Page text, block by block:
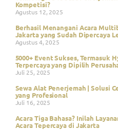
Kompetisi?
Agustus 12, 2025
Berhasil Menangani Acara
Jakarta yang Sudah Dipercaya
Agustus 4, 2025
5000+ Event Sukses, Termasuk
Terpercaya yang Dipilih
Juli 25, 2025
Sewa Alat Penerjemah | Solusi
yang Profesional
Juli 16, 2025
Acara Tiga Bahasa? Inilah
Acara Tepercaya di Jakarta